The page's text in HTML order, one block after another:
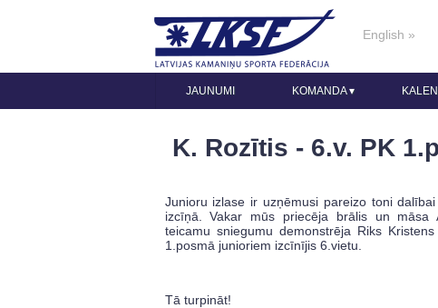
English »
JAUNUMI KOMANDA▾
K. Rozītis - 6.v. PK
Junioru izlase ir uzņēmusi pareizo toni
izcīņā. Vakar mūs priecēja brālis un māsa
teicamu sniegumu demonstrēja Riks
1.posmā junioriem izcīnījis 6.vietu.
Tā turpināt!